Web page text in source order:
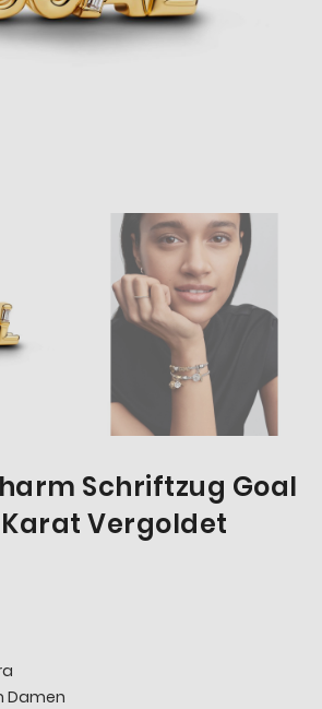
Schriftzug Goal
Karat Vergoldet
Damen